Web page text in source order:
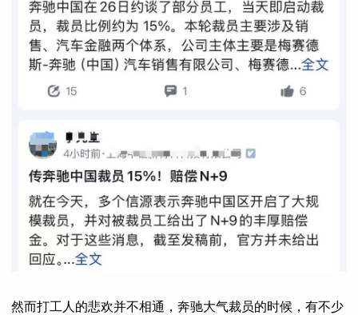
然而打工人的悲欢并不相通，奔驰大气裁员的时候，有不少